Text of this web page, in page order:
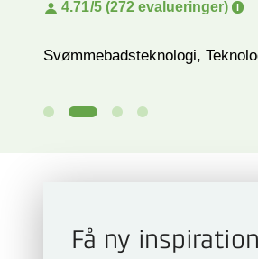
4.71/5 (272 evalueringer)
Svømmebadsteknologi,
Få ny